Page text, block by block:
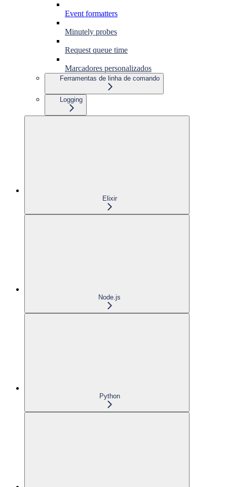
Event formatters
Minutely probes
Request queue time
Marcadores personalizados
Ferramentas de linha de comando
Logging
Elixir
Node.js
Python